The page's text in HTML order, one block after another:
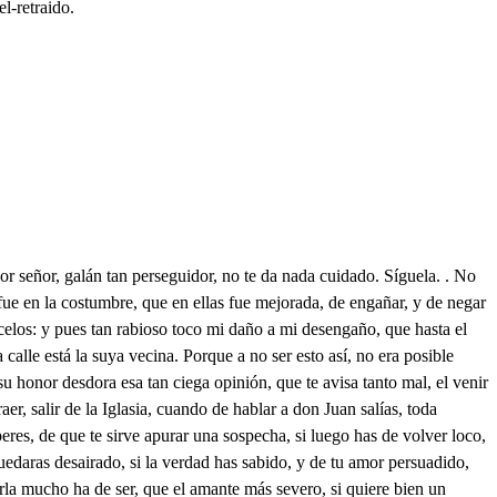
retraido.
que quise a Jerardo sabes, mas no sabes que le quiero, y así, pues que los ignoras, te diré mía pensamientos. Ya sabes que habrá ocho diar, con que cuidado los cuento, mas quien pretende una dicha, que desde el punto primero, que la goza no examine breves minutos al tiempo. Ya sabes que fui celosa, celosa fui, que en saliendo. celosa de su galán, se enamoro de lo ajeno. Si dicen que amor engendra, donde no le ha habido celos, y habiéndole de lo amado, quien ha llegado a tenerlos, el que fue lazo, no más, le deja amor nudo ciego. Celosa fui de Gerardo, mal aliñado el cabello, poco cuidado en el rizo, y a pedazos descompuesto, que son celos, en Otubre río que corre soberbio n con los turbiones que arrojan las nubes, y el lisonjero. Prado que le daba flores para marco de su espejo, segur de cristal deshace, y da sepulcro en su centro. y así celos desbaratan lo más hermoso, y más bello. Llegué amiga a san Andres, que llaman de los Archeros, vile entrar dentro (ay de mí) siendo la Iglesia el remedio de todos, adonde todos hallan paz, buscan sosiego, yo solo hallé mi desdicha, yo sola perdida vuelvo. Entré tras él pues penré que dentro estaba el requiebro, que es mucho olvido de Dios hacer terrero del Templo. Vile hablar con un hidalgo, yo que disfrazada llego, de suerte, que era imposible, aún estando más atento, conocerme; así al oído, cuanto es posible me acerco, y no se que inclinación me llevó al vendado ciego al caballero que hablaba con Jerardo, forastero al parecer, retraído, según lo que hablaban creo, que está, déjole Gerardo, y yo más curiosa (ay cielos) trabé la conversación. que saber; o fuerte incendio de amor, como abrasas rocas, como deshaces soberbios, para sar despojos tuyos, que a tus plantas yacen puestos, Con tal arte, con tal brío me habló, que yo conociendo no se si su discreción, no se si su entendimiento, todo es uno, y que hay que hacer discursos sobre si fueron sus partes para rendirme bastantes, yo lo confieso. Yo me volví enamorada de celosa, según esto, que hay que discurrir el como, sino acudir al remedio. Infórmeme del estado en que tenía su pleito, y que el perdón de la parte solicitana, diciendo, sin poder hablarle más, nos dividió un caballero, que a hablarle llegó, y cortes me despidió: yo que ardiendo entre este amor, que en mi nace, y entre aquel amor que dejó. O no días a las horas, que abre la puerta el silencio, la noche, tapada acudo, examinando inquiriendo, si es posible que hombre tal libre está de amor, no puedo decirte cuanta me he holgado, si no me engaño en aquesto, sabiendo que libre está de los amantes requiebros. Solicita conocerme, pero yo que no concedo mas del hablar, y del manto hago embozo, para ello le he recatado mi nombre: hoy fui con algún deseo de preguntarle quien era la parte, estorbo lo necio Gerardo, volvime a casa con aqueste sentimiento, ni bien viva, ni difunta, luchando entre dos extremos, aborreciendo a Jerardo, y al paso que le aborrezco, deseando declararme con quien se ha entrado en mi pecho a deshacerme la vida, este es Flora mi suceso. Diras, que como a Cerardo he aborrecido tan presto? a que respondo, mirando tantos pia